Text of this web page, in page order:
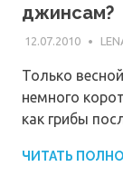
джинсам?
12.07.2010
Только
немного
как грибы
ЧИТАТЬ